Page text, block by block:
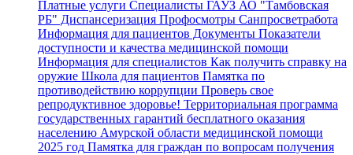
Платные услуги Специалисты ГАУЗ АО "Тамбовская
РБ" Диспансеризация Профосмотры Санпросветработа
Информация для пациентов Документы Показатели
доступности и качества медицинской помощи
Информация для специалистов Как получить справку на
оружие Школа для пациентов Памятка по
противодействию коррупции Проверь свое
репродуктивное здоровье! Территориальная программа
государственных гарантий бесплатного оказания
населению Амурской области медицинской помощи
2025 год Памятка для граждан по вопросам получения